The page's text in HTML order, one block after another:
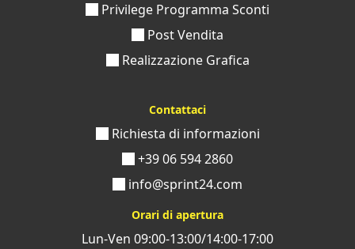
Privilege Programma Sconti
Post Vendita
Realizzazione Grafica
Contattaci
Richiesta di informazioni
+39 06 594 2860
info@sprint24.com
Orari di apertura
Lun-Ven 09:00-13:00/14:00-17:00